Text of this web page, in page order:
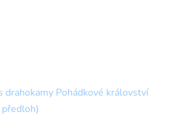
drahokamy Pohádkové království